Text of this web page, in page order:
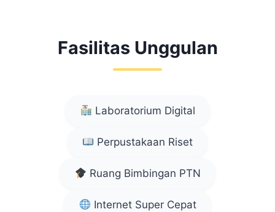
Fasilitas Unggulan
Laboratorium Digital
Perpustakaan Riset
Ruang Bimbingan PTN
Internet Super Cepat